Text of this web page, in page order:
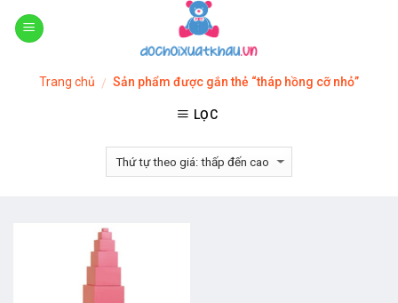
Skip
Trang chủ / Sản phẩm được gắn thẻ “tháp hồng cỡ nhỏ”
LỌC